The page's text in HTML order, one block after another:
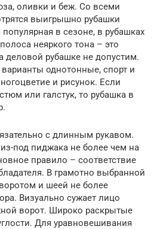
оливки и беж. Со всеми
выигрышно рубашки
в сезоне, в рубашках
неяркого тона – это
деловой рубашке не допустим.
однотонные, спорт и
и рисунок. Если
или галстук, то рубашка в
с длинным рукавом.
под пиджака не более чем на
правило – соответствие
В грамотно выбранной
и шеей не более
Визуально сужает лицо
ворот. Широко раскрытые
Для уравновешивания